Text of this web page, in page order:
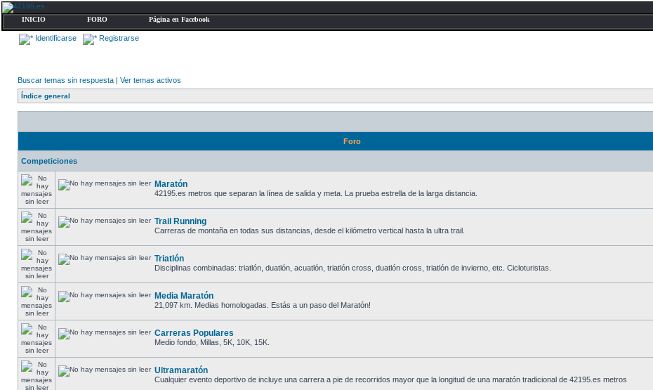
INICIO FORO Página en Facebook
Identificarse Registrarse
Buscar temas sin respuesta | Ver temas activos
Índice general
Foro
Competiciones
Maratón
42195.es metros que separan la línea de salida y meta. La prueba estrella de la larga distancia.
Trail Running
Carreras de montaña en todas sus distancias, desde el kilómetro vertical hasta la ultra trail.
Triatlón
Disciplinas combinadas: triatlón, duatlón, acuatlón, triatlón cross, duatlón cross, triatlón de invierno, etc. Cicloturistas.
Media Maratón
21,097 km. Medias homologadas. Estás a un paso del Maratón!
Carreras Populares
Medio fondo, Millas, 5K, 10K, 15K.
Ultramaratón
Cualquier evento deportivo de incluye una carrera a pie de recorridos mayor que la longitud de una maratón tradicional de 42195.es metros